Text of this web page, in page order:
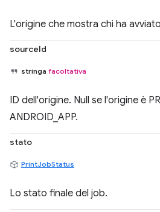
L'origine che mostra chi ha
sourceId
stringa facoltativa
ID dell'origine. Null se l'origine è
ANDROID_APP.
stato
PrintJobStatus
Lo stato finale del job.